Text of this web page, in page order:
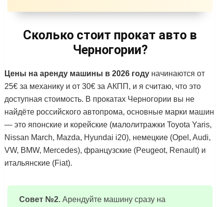
Сколько стоит прокат авто в
Черногории?
Цены на аренду машины в 2026 годуначинаются от
25€ за механику и от 30€ за АКПП, и я считаю, что это
доступная стоимость. В прокатах Черногории вы не
найдёте российского автопрома, основные марки машин
— это японские и корейские (малолитражки Toyota Yaris,
Nissan March, Mazda, Hyundai i20), немецкие (Opel, Audi,
VW, BMW, Mercedes), французские (Peugeot, Renault) и
итальянские (Fiat).
Совет №2. Арендуйте машину сразу на